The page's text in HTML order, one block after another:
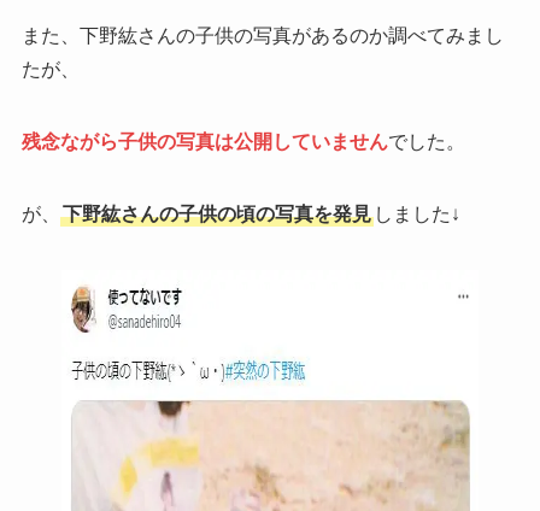
また、下野紘さんの子供の写真があるのか調べてみまし
たが、
残念ながら子供の写真は公開していませんでした。
が、 下野紘さんの子供の頃の写真を発見しました↓